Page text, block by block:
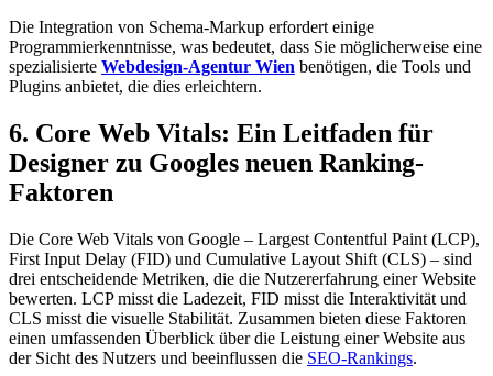
Die Integration von Schema-Markup erfordert einige
Programmierkenntnisse, was bedeutet, dass Sie möglicherweise eine
spezialisierte Webdesign-Agentur Wien benötigen, die Tools und
Plugins anbietet, die dies erleichtern.
6. Core Web Vitals: Ein Leitfaden für
Designer zu Googles neuen Ranking-
Faktoren
Die Core Web Vitals von Google – Largest Contentful Paint (LCP),
First Input Delay (FID) und Cumulative Layout Shift (CLS) – sind
drei entscheidende Metriken, die die Nutzererfahrung einer Website
bewerten. LCP misst die Ladezeit, FID misst die Interaktivität und
CLS misst die visuelle Stabilität. Zusammen bieten diese Faktoren
einen umfassenden Überblick über die Leistung einer Website aus
der Sicht des Nutzers und beeinflussen die SEO-Rankings.